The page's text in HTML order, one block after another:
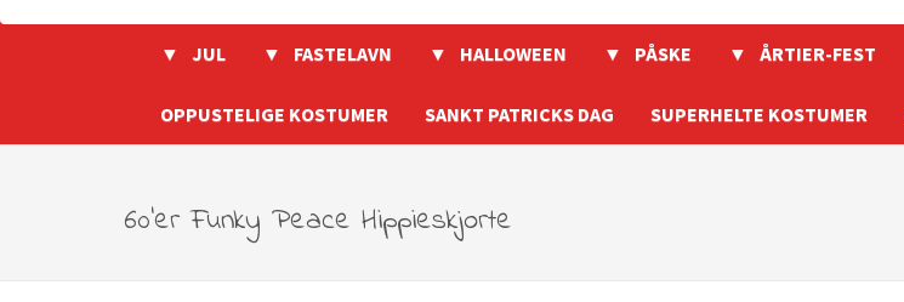
JUL FASTELAVN HALLOWEEN PÅSKE ÅRTIER-FEST
OPPUSTELIGE KOSTUMER SANKT PATRICKS DAG SUPERHELTE KOSTUMER
60’er Funky Peace Hippieskjorte